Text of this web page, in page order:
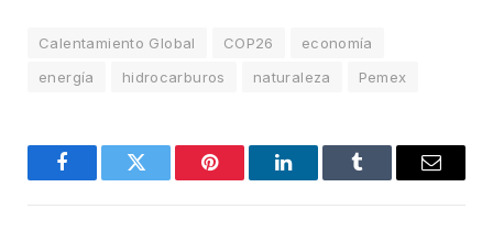
Calentamiento Global COP26
economía
energía
hidrocarburos naturaleza Pemex
FacebookTwitter Pinterest LinkedInTumblr Email